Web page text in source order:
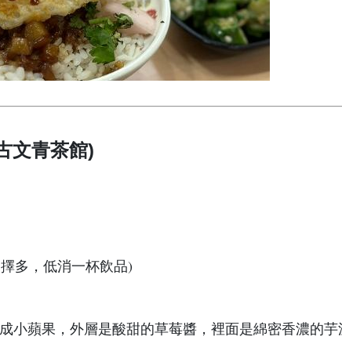
文青茶館)
多，低消一杯飲品)
小蘋果，外層是酸甜的草莓醬，裡面是綿密香濃的芋